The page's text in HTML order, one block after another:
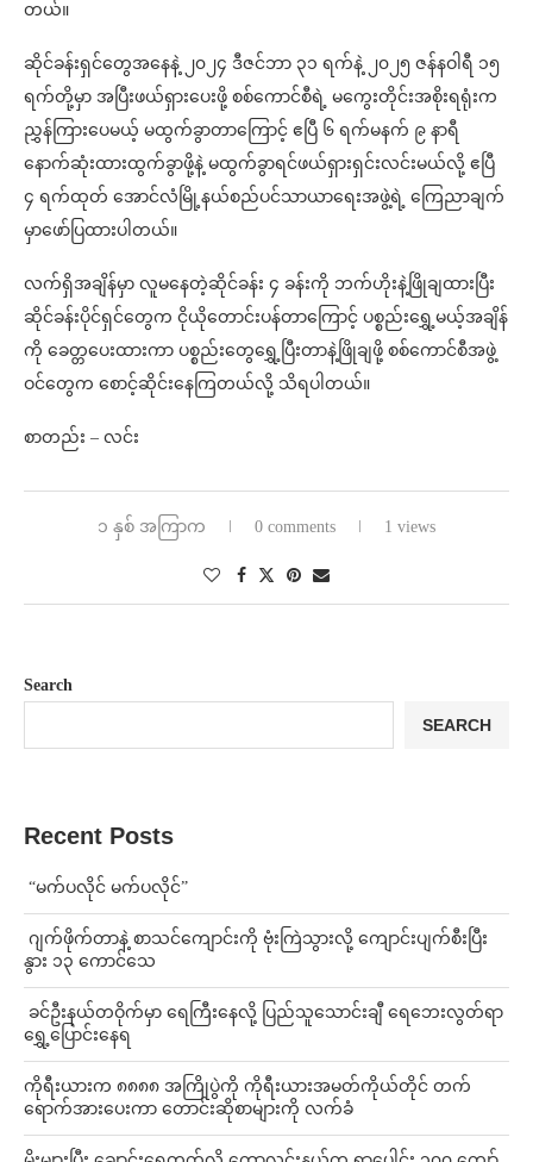
တယ်။
ဆိုင်ခန်းရှင်တွေအနေနဲ့ ၂၀၂၄ ဒီဇင်ဘာ ၃၁ ရက်နဲ့ ၂၀၂၅ ဇန်နဝါရီ ၁၅
ရက်တို့မှာ အပြီးဖယ်ရှားပေးဖို့ စစ်ကောင်စီရဲ့ မကွေးတိုင်းအစိုးရရုံးက
ညွှန်ကြားပေမယ့် မထွက်ခွာတာကြောင့် ဧပြီ ၆ ရက်မနက် ၉ နာရီ
နောက်ဆုံးထားထွက်ခွာဖို့နဲ့ မထွက်ခွာရင်ဖယ်ရှားရှင်းလင်းမယ်လို့ ဧပြီ
၄ ရက်ထုတ် အောင်လံမြို့နယ်စည်ပင်သာယာရေးအဖွဲ့ရဲ့ ကြေညာချက်
မှာဖော်ပြထားပါတယ်။
လက်ရှိအချိန်မှာ လူမနေတဲ့ဆိုင်ခန်း ၄ ခန်းကို ဘက်ဟိုးနဲ့ဖြိုချထားပြီး
ဆိုင်ခန်းပိုင်ရှင်တွေက ငိုယိုတောင်းပန်တာကြောင့် ပစ္စည်းရွှေ့မယ့်အချိန်
ကို ခေတ္တပေးထားကာ ပစ္စည်းတွေရွှေ့ပြီးတာနဲ့ဖြိုချဖို့ စစ်ကောင်စီအဖွဲ့
ဝင်တွေက စောင့်ဆိုင်းနေကြတယ်လို့ သိရပါတယ်။
စာတည်း – လင်း
၁ နှစ် အကြာက 0 comments 1 views
Search
SEARCH
Recent Posts
⁨ ⁨“မက်ပလိုင် မက်ပလိုင်”
⁨⁩ ⁨ဂျက်ဖိုက်တာနဲ့ စာသင်ကျောင်းကို ဗုံးကြဲသွားလို့ ကျောင်းပျက်စီးပြီး
နွား ၁၃ ကောင်သေ
⁩ ⁨ခင်ဦးနယ်တဝိုက်မှာ ရေကြီးနေလို့ ပြည်သူသောင်းချီ ရေဘေးလွတ်ရာ
ရွှေ့ပြောင်းနေရ
ကိုရီးယားက ၈၈၈၈ အကြိုပွဲကို ကိုရီးယားအမတ်ကိုယ်တိုင် တက်
ရောက်အားပေးကာ တောင်းဆိုစာများကို လက်ခံ